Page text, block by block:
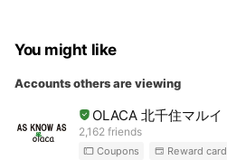
You might like
Accounts others are viewing
OLACA 北千住マルイ
2,162 friends
Coupons Reward card